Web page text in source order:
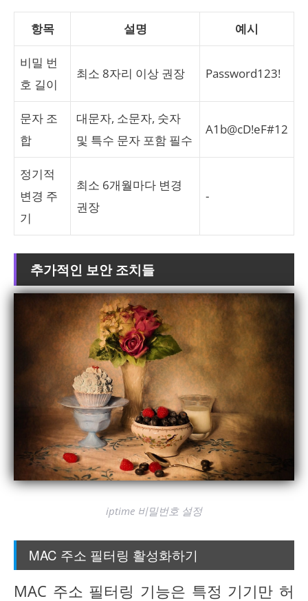
항목 설명 예시
비밀 번
호 길이
최소 8자리 이상 권장 Password123!
문자 조
합
대문자, 소문자, 숫자
및 특수 문자 포함 필수
A1b@cD!eF#12
정기적
변경 주
기
최소 6개월마다 변경
권장
-
추가적인 보안 조치들
iptime 비밀번호 설정
MAC 주소 필터링 활성화하기
MAC 주소 필터링 기능은 특정 기기만 허